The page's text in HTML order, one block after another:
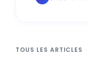
TOUS LES ARTICLES